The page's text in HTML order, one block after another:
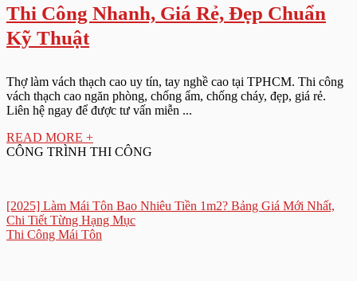
Thi Công Nhanh, Giá Rẻ, Đẹp Chuẩn
Kỹ Thuật
Thợ làm vách thạch cao uy tín, tay nghề cao tại TPHCM. Thi công
vách thạch cao ngăn phòng, chống ẩm, chống cháy, đẹp, giá rẻ.
Liên hệ ngay để được tư vấn miễn ...
READ MORE +
CÔNG TRÌNH THI CÔNG
[2025] Làm Mái Tôn Bao Nhiêu Tiền 1m2? Bảng Giá Mới Nhất,
Chi Tiết Từng Hạng Mục
Thi Công Mái Tôn